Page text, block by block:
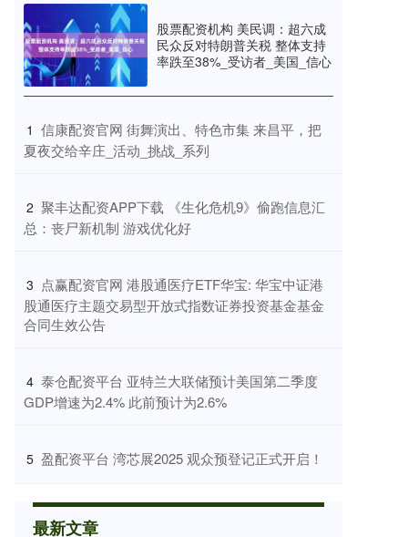
股票配资机构 美民调：超六成
民众反对特朗普关税 整体支持
率跌至38%_受访者_美国_信心
1 ​信康配资官网 街舞演出、特色市集 来昌平，把
夏夜交给辛庄_活动_挑战_系列
2 ​聚丰达配资APP下载 《生化危机9》偷跑信息汇
总：丧尸新机制 游戏优化好
3 ​点赢配资官网 港股通医疗ETF华宝: 华宝中证港
股通医疗主题交易型开放式指数证券投资基金基金
合同生效公告
4 ​泰仓配资平台 亚特兰大联储预计美国第二季度
GDP增速为2.4% 此前预计为2.6%
5 ​盈配资平台 湾芯展2025 观众预登记正式开启！
最新文章